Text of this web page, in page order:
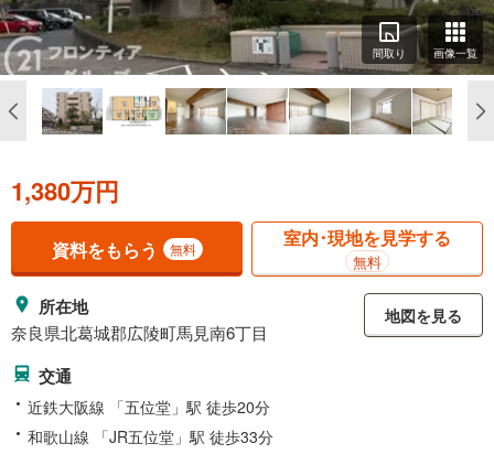
間取り 画像一覧
1,380万円
資料をもらう 無料 室内･現地を見学する
無料
所在地
奈良県北葛城郡広陵町馬見南6丁目
地図を見る
交通
近鉄大阪線 「五位堂」駅 徒歩20分
和歌山線 「JR五位堂」駅 徒歩33分